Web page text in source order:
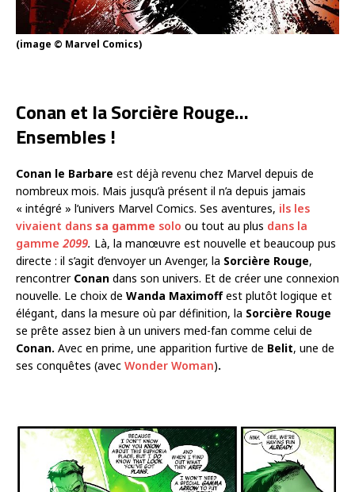
(image © Marvel Comics)
Conan et la Sorcière Rouge…
Ensembles !
Conan le Barbare est déjà revenu chez Marvel depuis de
nombreux mois. Mais jusqu’à présent il n’a depuis jamais
« intégré » l’univers Marvel Comics. Ses aventures, ils les
vivaient dans sa gamme solo ou tout au plus dans la
gamme 2099. Là, la manœuvre est nouvelle et beaucoup pus
directe : il s’agit d’envoyer un Avenger, la Sorcière Rouge,
rencontrer Conan dans son univers. Et de créer une connexion
nouvelle. Le choix de Wanda Maximoffest plutôt logique et
élégant, dans la mesure où par définition, la Sorcière Rouge
se prête assez bien à un univers med-fan comme celui de
Conan. Avec en prime, une apparition furtive de Belit, une de
ses conquêtes (avec Wonder Woman).